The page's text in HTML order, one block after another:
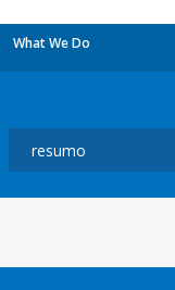
What We Do